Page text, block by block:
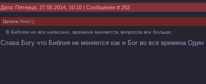
Дата: Пятница, 27.06.2014, 10:10 | Сообщение # 252
Цитата Ninel ()
В Библии не все написано, времена меняются, вопросов все больше.
Слава Богу что Библия не меняется как и Бог во все времена Один